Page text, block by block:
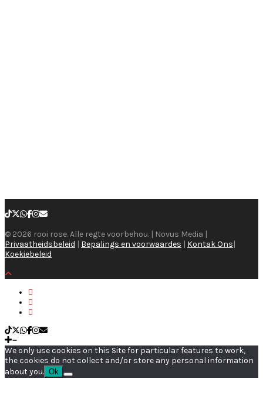
© 2026 rooi rose. Alle regte voorbehou. | Novus Media |
Privaatheidsbeleid | Bepalings en voorwaardes | Kontak Ons|
Koekiebeleid
We only use cookies on this Site for particular features to work,
the cookies do not collect and/or store any personal information
about you. Ok